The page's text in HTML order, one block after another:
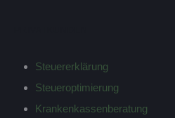
Steuererklärung
Steueroptimierung
Krankenkassenberatung